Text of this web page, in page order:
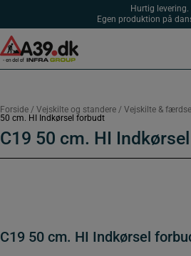
indholdet
Hurtig levering.
Egen produktion på
Forside / Vejskilte og standere / Vejskilte &
50 cm. HI Indkørsel forbudt
C19 50 cm. HI
C19 50 cm. HI Indkørsel